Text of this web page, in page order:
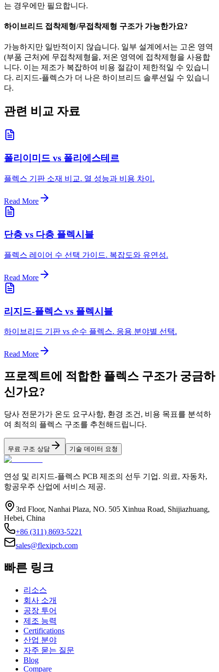
는 경우에만 필요합니다.
하이브리드 접착제형/무접착제형 구조가 가능한가요?
가능하지만 일반적이지 않습니다. 일부 설계에서는 고온 영역
(부품 근처)에 무접착제형을, 저온 영역에 접착제형을 사용합
니다. 이는 제조가 복잡하여 비용 절감이 제한적일 수 있습니
다. 리지드-플렉스가 더 나은 하이브리드 솔루션일 수 있습니
다.
관련 비교 자료
폴리이미드 vs 폴리에스테르
플렉스 기판 소재 비교. 열 성능과 비용 차이.
Read More
단층 vs 다층 플렉시블
플렉스 레이어 수 선택 가이드. 복잡도와 유연성.
Read More
리지드-플렉스 vs 플렉시블
하이브리드 기판 vs 순수 플렉스. 응용 분야별 선택.
Read More
프로젝트에 적합한 플렉스 구조가 궁금하
신가요?
당사 전문가가 온도 요구사항, 환경 조건, 비용 목표를 분석하
여 최적의 플렉스 구조를 추천해드립니다.
무료 구조 상담 기술 데이터 요청
연성 및 리지드-플렉스 PCB 제조의 선두 기업. 의료, 자동차,
항공우주 산업에 서비스 제공.
3rd Floor, Nanhai Plaza, NO. 505 Xinhua Road, Shijiazhuang,
Hebei, China
+86 (311) 8693-5221
sales@flexipcb.com
빠른 링크
리소스
회사 소개
공장 투어
제조 능력
Certifications
산업 분야
자주 묻는 질문
Blog
Compare